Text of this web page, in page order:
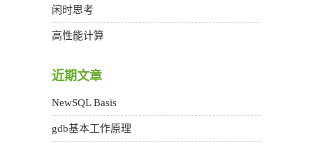
闲时思考
高性能计算
近期文章
NewSQL Basis
gdb基本工作原理